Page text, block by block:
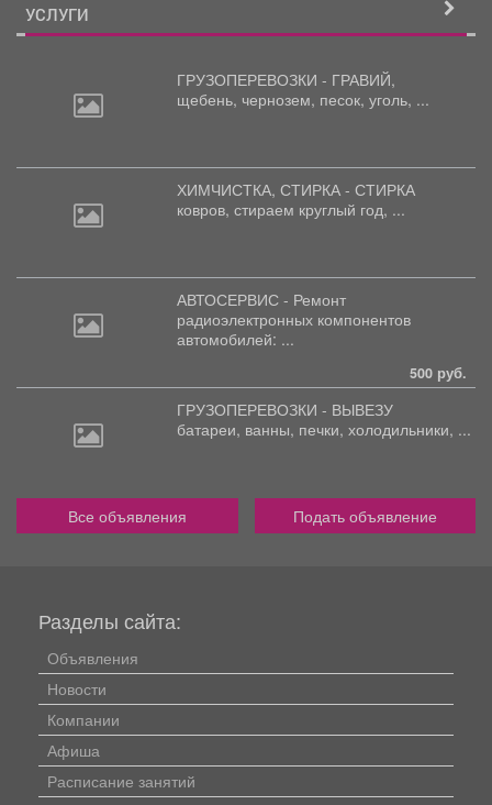
УСЛУГИ
ГРУЗОПЕРЕВОЗКИ - ГРАВИЙ,
щебень, чернозем, песок, уголь, ...
ХИМЧИСТКА, СТИРКА - СТИРКА
ковров, стираем круглый год, ...
АВТОСЕРВИС - Ремонт
радиоэлектронных компонентов
автомобилей: ...
500 руб.
ГРУЗОПЕРЕВОЗКИ - ВЫВЕЗУ
батареи, ванны, печки, холодильники, ...
Все объявления Подать объявление
Разделы сайта:
Объявления
Новости
Компании
Афиша
Расписание занятий